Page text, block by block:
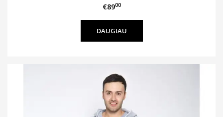
€8900
DAUGIAU